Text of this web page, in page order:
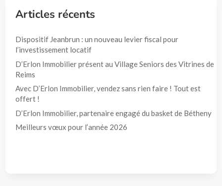
Articles récents
Dispositif Jeanbrun : un nouveau levier fiscal pour
l’investissement locatif
D’Erlon Immobilier présent au Village Seniors des Vitrines de
Reims
Avec D’Erlon Immobilier, vendez sans rien faire ! Tout est
offert !
D’Erlon Immobilier, partenaire engagé du basket de Bétheny
Meilleurs vœux pour l’année 2026